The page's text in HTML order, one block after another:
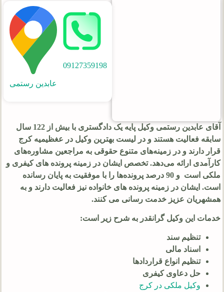
09127359198
عابدین رستمی
آقای عابدین رستمی وکیل پایه یک دادگستری با بیش از 122 سال
سابقه فعالیت هستند و در لیست بهترین وکیل در عغظیمیه کرج
قرار دارند و در زمینه‌های متنوع حقوقی به مراجعین مشاوره‌های
کارآمدی ارائه می‌دهد. تخصص ایشان در زمینه پرونده های کیفری و
ملکی است و 90 درصد پرونده‌ها را با موفقیت به پایان رسانده
است. ایشان در زمینه پرونده های خانواده نیز فعالیت دارند و به
همشهریان عزیز خدمت رسانی می کنند.
خدمات این وکیل گرانقدر به شرح زیر است:
تنظیم سند
اسناد مالی
تنظیم انواع قراردادها
حل دعاوی کیفری
وکیل ملکی در کرج